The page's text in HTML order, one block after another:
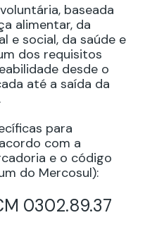
baseada
alimentar, da
e social, da saúde e
dos requisitos
desde o
até a saída da
para
com a
e o código
do Mercosul):
0302.89.37